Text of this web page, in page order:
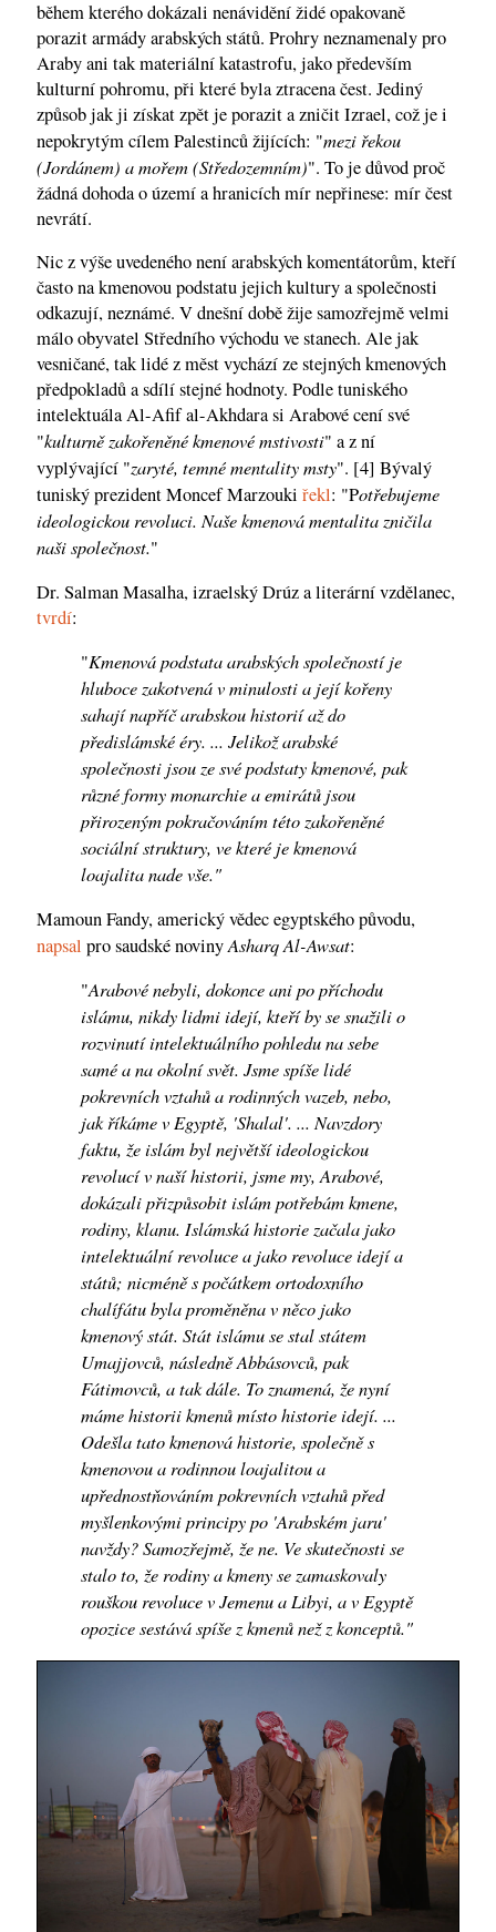
během kterého dokázali nenávidění židé opakovaně
porazit armády arabských států. Prohry neznamenaly pro
Araby ani tak materiální katastrofu, jako především
kulturní pohromu, při které byla ztracena čest. Jediný
způsob jak ji získat zpět je porazit a zničit Izrael, což je i
nepokrytým cílem Palestinců žijících: "mezi řekou
(Jordánem) a mořem (Středozemním)". To je důvod proč
žádná dohoda o území a hranicích mír nepřinese: mír čest
nevrátí.
Nic z výše uvedeného není arabských komentátorům, kteří
často na kmenovou podstatu jejich kultury a společnosti
odkazují, neznámé. V dnešní době žije samozřejmě velmi
málo obyvatel Středního východu ve stanech. Ale jak
vesničané, tak lidé z měst vychází ze stejných kmenových
předpokladů a sdílí stejné hodnoty. Podle tuniského
intelektuála Al-Afif al-Akhdara si Arabové cení své
"kulturně zakořeněné kmenové mstivosti" a z ní
vyplývající "zaryté, temné mentality msty". [4] Bývalý
tuniský prezident Moncef Marzouki řekl: "Potřebujeme
ideologickou revoluci. Naše kmenová mentalita zničila
naši společnost."
Dr. Salman Masalha, izraelský Drúz a literární vzdělanec,
tvrdí:
"Kmenová podstata arabských společností je
hluboce zakotvená v minulosti a její kořeny
sahají napříč arabskou historií až do
předislámské éry. ... Jelikož arabské
společnosti jsou ze své podstaty kmenové, pak
různé formy monarchie a emirátů jsou
přirozeným pokračováním této zakořeněné
sociální struktury, ve které je kmenová
loajalita nade vše."
Mamoun Fandy, americký vědec egyptského původu,
napsal pro saudské novinyAsharq Al-Awsat:
"Arabové nebyli, dokonce ani po příchodu
islámu, nikdy lidmi idejí, kteří by se snažili o
rozvinutí intelektuálního pohledu na sebe
samé a na okolní svět. Jsme spíše lidé
pokrevních vztahů a rodinných vazeb, nebo,
jak říkáme v Egyptě, 'Shalal'. ... Navzdory
faktu, že islám byl největší ideologickou
revolucí v naší historii, jsme my, Arabové,
dokázali přizpůsobit islám potřebám kmene,
rodiny, klanu. Islámská historie začala jako
intelektuální revoluce a jako revoluce idejí a
států; nicméně s počátkem ortodoxního
chalífátu byla proměněna v něco jako
kmenový stát. Stát islámu se stal státem
Umajjovců, následně Abbásovců, pak
Fátimovců, a tak dále. To znamená, že nyní
máme historii kmenů místo historie idejí. ...
Odešla tato kmenová historie, společně s
kmenovou a rodinnou loajalitou a
upřednostňováním pokrevních vztahů před
myšlenkovými principy po 'Arabském jaru'
navždy? Samozřejmě, že ne. Ve skutečnosti se
stalo to, že rodiny a kmeny se zamaskovaly
rouškou revoluce v Jemenu a Libyi, a v Egyptě
opozice sestává spíše z kmenů než z konceptů."